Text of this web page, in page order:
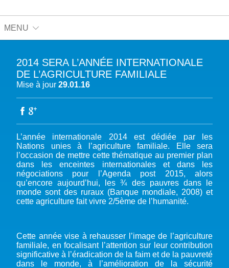
MENU
A PROPOS DU PFE
NOTRE MISSION
RÈGLEMENT DES COTISATIONS DES MEMBRES
DEVENIR MEMBRE
NOTRE GOUVERNANCE
NOTRE SECRÉTARIAT
L’EAU DANS LES OBJECTIFS DU DÉVELOPPEMENT DURABLE (ODD)
EAU & CLIMAT
BIODIVERSITÉ AQUATIQUE ET SOLUTIONS FONDÉES SUR LA NATURE
ACCÈS À LA WASH DANS LES CONTEXTES DE CRISES ET FRAGILITÉS
WASH ROAD MAP
CRISE UKRAINIENNE 2022
EAUX, SOLS, AGROÉCOLOGIE ET SÉCURITÉ ALIMENTAIRE
AUTRES EXPERTISES
NOS PRODUCTIONS
ÉVÉNEMENTS
COP29 CLIMAT – BAKOU 2024
FORUM URBAIN MONDIAL – LE CAIRE 2024
COP16 BIODIVERSITÉ – CALI 2024
FORUM MONDIAL DE L’EAU – BALI 2024
TOUS LES ÉVÉNEMENTS
PRESSE
2014 SERA L’ANNÉE INTERNATIONALE
DE L’AGRICULTURE FAMILIALE
Mise à jour 29.01.16
L’année internationale 2014 est dédiée par les
Nations unies à l’agriculture familiale. Elle sera
l’occasion de mettre cette thématique au premier plan
dans les enceintes internationales et dans les
négociations pour l’Agenda post 2015, alors
qu’encore aujourd’hui, les ¾ des pauvres dans le
monde sont des ruraux (Banque mondiale, 2008) et
cette agriculture fait vivre 2/5ème de l’humanité.
Cette année vise à rehausser l’image de l’agriculture
familiale, en focalisant l’attention sur leur contribution
significative à l’éradication de la faim et de la pauvreté
dans le monde, à l’amélioration de la sécurité